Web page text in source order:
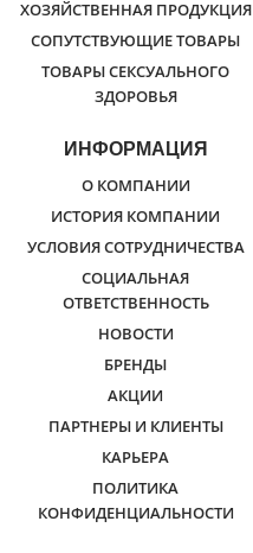
ХОЗЯЙСТВЕННАЯ ПРОДУКЦИЯ
СОПУТСТВУЮЩИЕ ТОВАРЫ
ТОВАРЫ СЕКСУАЛЬНОГО
ЗДОРОВЬЯ
ИНФОРМАЦИЯ
О КОМПАНИИ
ИСТОРИЯ КОМПАНИИ
УСЛОВИЯ СОТРУДНИЧЕСТВА
СОЦИАЛЬНАЯ
ОТВЕТСТВЕННОСТЬ
НОВОСТИ
БРЕНДЫ
АКЦИИ
ПАРТНЕРЫ И КЛИЕНТЫ
КАРЬЕРА
ПОЛИТИКА
КОНФИДЕНЦИАЛЬНОСТИ